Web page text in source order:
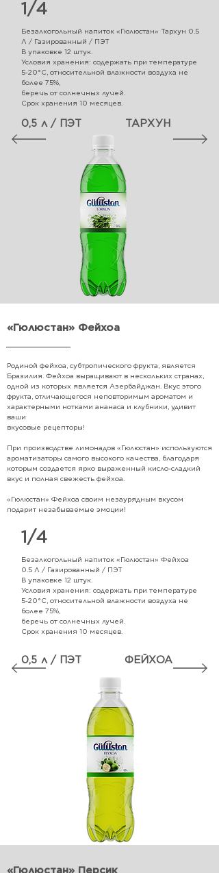
1/4
Безалкогольный напиток «Гюлюстан» Тархун 0.5
Л / Газированный / ПЭТ
В упаковке 12 штук.
Условия хранения: содержать при температуре
5-20°С, относительной влажности воздуха не
более 75%,
беречь от солнечных лучей.
Срок хранения 10 месяцев.
0,5 л / ПЭТ ТАРХУН
«Гюлюстан» Фейхоа
Родиной фейхоа, субтропического фрукта, является
Бразилия. Фейхоа выращивают в нескольких странах,
одной из которых является Азербайджан. Вкус этого
фрукта, отличающегося неповторимым ароматом и
характерными нотками ананаса и клубники, удивит
ваши
вкусовые рецепторы!
При производстве лимонадов «Гюлюстан» используются
ароматизаторы самого высокого качества, благодаря
которым создается ярко выраженный кисло-сладкий
вкус и полная свежесть фейхоа.
«Гюлюстан» Фейхоа своим незаурядным вкусом
подарит незабываемые эмоции!
1/4
Безалкогольный напиток «Гюлюстан» Фейхоа
0.5 Л / Газированный / ПЭТ
В упаковке 12 штук.
Условия хранения: содержать при температуре
5-20°С, относительной влажности воздуха не
более 75%,
беречь от солнечных лучей.
Срок хранения 10 месяцев.
0,5 л / ПЭТ ФЕЙХОА
«Гюлюстан» Персик